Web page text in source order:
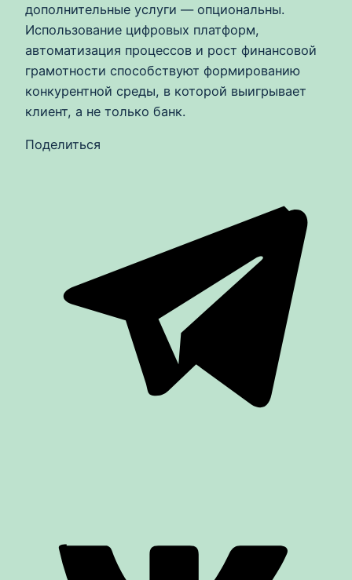
дополнительные услуги — опциональны.
Использование цифровых платформ,
автоматизация процессов и рост финансовой
грамотности способствуют формированию
конкурентной среды, в которой выигрывает
клиент, а не только банк.
Поделиться